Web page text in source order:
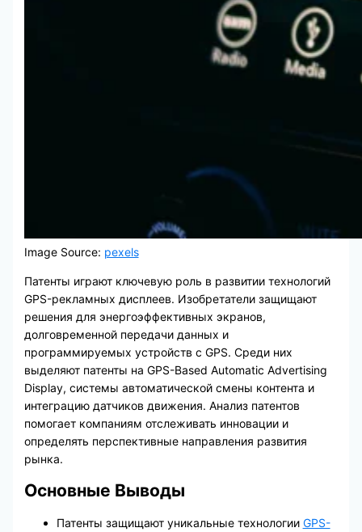
Image Source: pexels
Патенты играют ключевую роль в развитии технологий
GPS-рекламных дисплеев. Изобретатели защищают
решения для энергоэффективных экранов,
долговременной передачи данных и
программируемых устройств с GPS. Среди них
выделяют патенты на GPS-Based Automatic Advertising
Display, системы автоматической смены контента и
интеграцию датчиков движения. Анализ патентов
помогает компаниям отслеживать инновации и
определять перспективные направления развития
рынка.
Основные Выводы
Патенты защищают уникальные технологии GPS-